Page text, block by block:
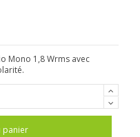
Mono 1,8 Wrms avec
panier